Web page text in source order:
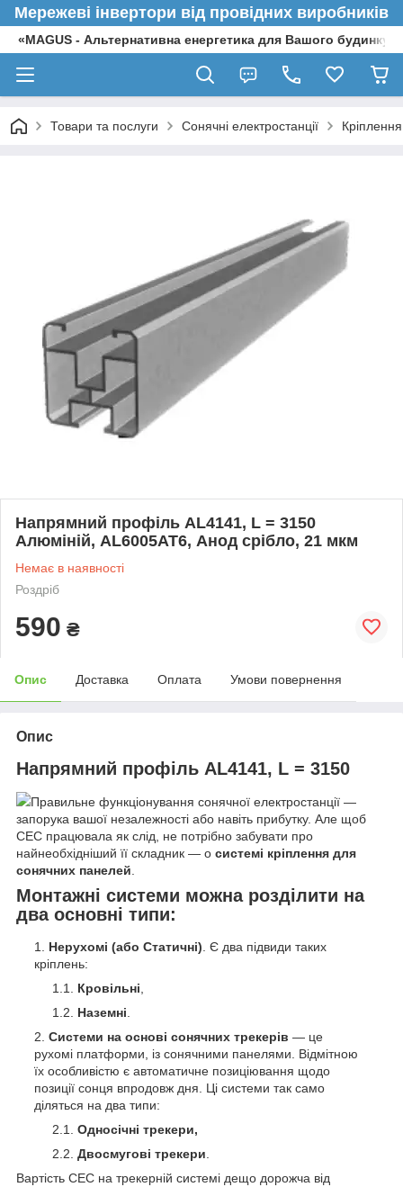
Мережеві інвертори від провідних виробників
«MAGUS - Альтернативна енергетика для Вашого будинку»
Товари та послуги Сонячні електростанції
Напрямний профіль AL4141, L = 3150
Алюміній, AL6005АТ6, Анод срібло, 21 мкм
Немає в наявності
Роздріб
590 ₴
Опис Доставка Оплата Умови повернення
Опис
Напрямний профіль AL4141, L = 3150
Правильне функціонування сонячної електростанції —
запорука вашої незалежності або навіть прибутку. Але щоб
СЕС працювала як слід, не потрібно забувати про
найнеобхідніший її складник — о системі кріплення для
сонячних панелей.
Монтажні системи можна розділити на
два основні типи:
Нерухомі (або Статичні) . Є два підвиди таких
кріплень:
Кровільні
Наземні
Системи на основі сонячних трекерів — це
рухомі платформи, із сонячними панелями. Відмітною
їх особливістю є автоматичне позиціювання щодо
позиції сонця впродовж дня. Ці системи так само
діляться на два типи:
Односічні трекери,
Двосмугові трекери
Вартість СЕС на трекерній системі дещо дорожча від